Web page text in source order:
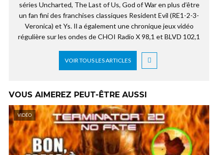
séries Uncharted, The Last of Us, God of War en plus d’être
un fan fini des franchises classiques Resident Evil (RE1-2-3-
Veronica) et Ys. Il a également une chronique jeux vidéo
régulière sur les ondes de CHOI Radio X 98,1 et BLVD 102,1
VOIR TOUS LES ARTICLES
VOUS AIMEREZ PEUT-ÊTRE AUSSI
VIDÉO